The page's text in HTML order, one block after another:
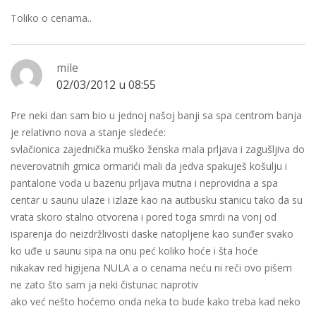
Toliko o cenama..
mile
02/03/2012 u 08:55
Pre neki dan sam bio u jednoj našoj banji sa spa centrom banja
je relativno nova a stanje sledeće:
svlačionica zajednička muško ženska mala prljava i zagušljiva do
neverovatnih grnica ormarići mali da jedva spakuješ košulju i
pantalone voda u bazenu prljava mutna i neprovidna a spa
centar u saunu ulaze i izlaze kao na autbusku stanicu tako da su
vrata skoro stalno otvorena i pored toga smrdi na vonj od
isparenja do neizdržlivosti daske natopljene kao sunđer svako
ko uđe u saunu sipa na onu peć koliko hoće i šta hoće
nikakav red higijena NULA a o cenama neću ni reči ovo pišem
ne zato što sam ja neki čistunac naprotiv
ako već nešto hoćemo onda neka to bude kako treba kad neko